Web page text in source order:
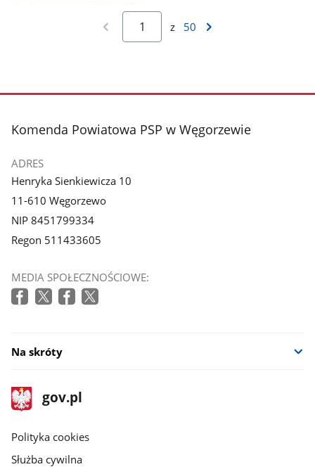
z 50
stopka
Komenda Powiatowa PSP w Węgorzewie
ADRES
Henryka Sienkiewicza 10
11-610 Węgorzewo
NIP 8451799334
Regon 511433605
MEDIA SPOŁECZNOŚCIOWE:
Na skróty
stopka
gov.pl
Strona
gov.pl
gov.pl
Polityka cookies
Służba cywilna